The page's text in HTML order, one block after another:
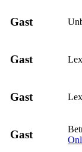
Gast
Gast
Gast
Gast